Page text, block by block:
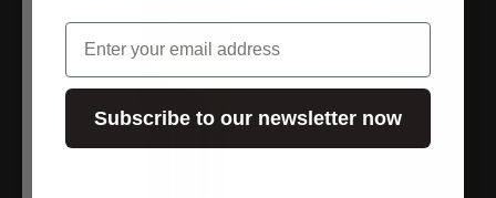
Email
Subscribe to our newsletter now